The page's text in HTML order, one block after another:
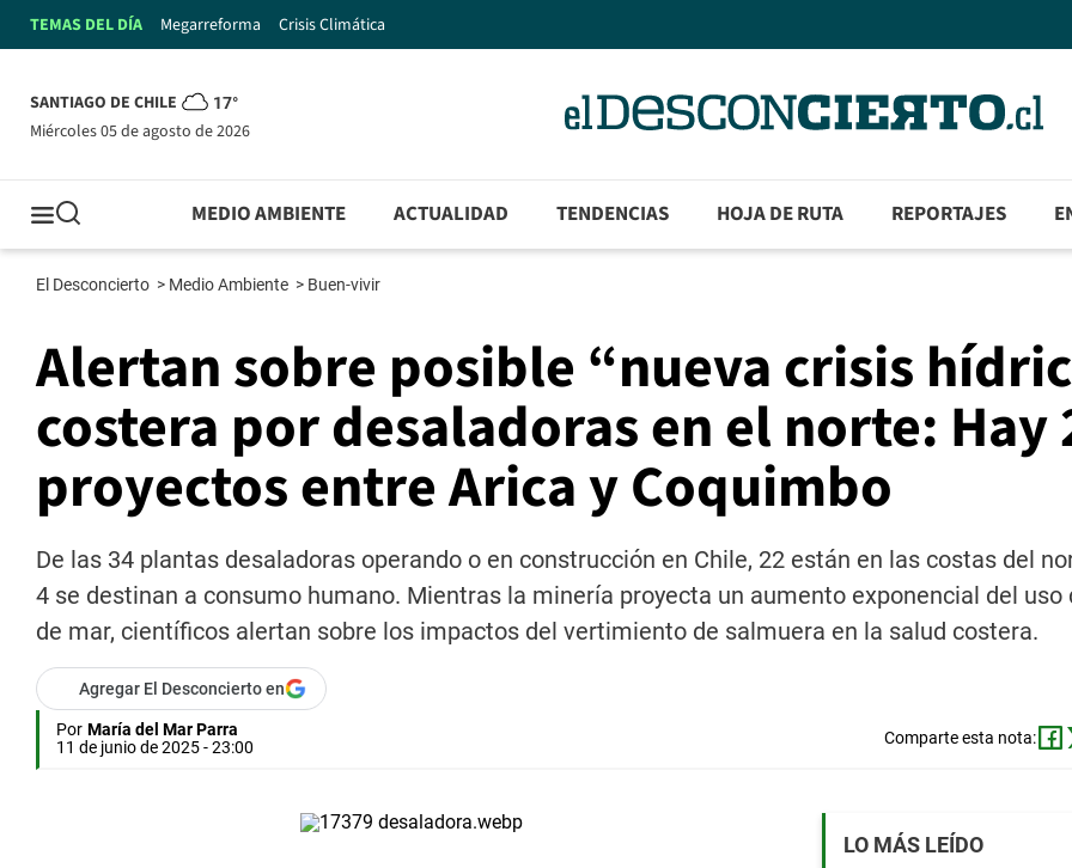
TEMAS DEL DÍA Megarreforma Crisis Climática
SANTIAGO DE CHILE 17°
miércoles 05 de agosto de 2026
MEDIO AMBIENTE ACTUALIDAD TENDENCIAS HOJA DE RUTA REPORTAJES
El Desconcierto > Medio Ambiente > Buen-vivir
Alertan sobre posible “nueva crisis
costera por desaladoras en el norte: Hay
proyectos entre Arica y Coquimbo
De las 34 plantas desaladoras operando o en construcción en Chile, 22 están en las costas del
4 se destinan a consumo humano. Mientras la minería proyecta un aumento exponencial del uso
de mar, científicos alertan sobre los impactos del vertimiento de salmuera en la salud costera.
Agregar El Desconcierto en
Por María del Mar Parra
11 de junio de 2025 - 23:00
Comparte esta nota:
LO MÁS LEÍDO